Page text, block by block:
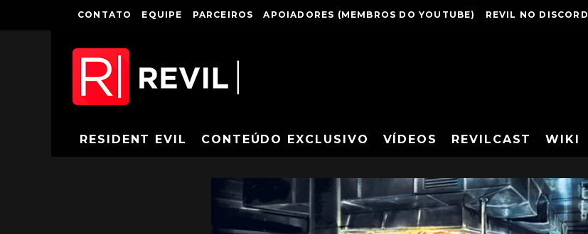
CONTATO EQUIPE PARCEIROS APOIADORES (MEMBROS DO YOUTUBE) REVIL NO DISCORD
RESIDENT EVIL CONTEÚDO EXCLUSIVO VÍDEOS REVILCAST WIKI